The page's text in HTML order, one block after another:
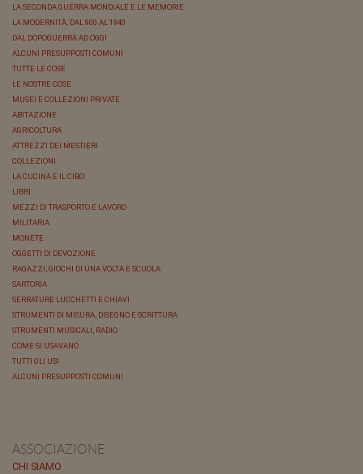
LA SECONDA GUERRA MONDIALE E LE MEMORIE
LA MODERNITÀ, DAL 900 AL 1940
DAL DOPOGUERRA AD OGGI
ALCUNI PRESUPPOSTI COMUNI
TUTTE LE COSE
LE NOSTRE COSE
MUSEI E COLLEZIONI PRIVATE
ABITAZIONE
AGRICOLTURA
ATTREZZI DEI MESTIERI
COLLEZIONI
LA CUCINA E IL CIBO
LIBRI
MEZZI DI TRASPORTO E LAVORO
MILITARIA
MONETE
OGGETTI DI DEVOZIONE
RAGAZZI, GIOCHI DI UNA VOLTA E SCUOLA
SARTORIA
SERRATURE LUCCHETTI E CHIAVI
STRUMENTI DI MISURA, DISEGNO E SCRITTURA
STRUMENTI MUSICALI, RADIO
COME SI USAVANO
TUTTI GLI USI
ALCUNI PRESUPPOSTI COMUNI
ASSOCIAZIONE
CHI SIAMO